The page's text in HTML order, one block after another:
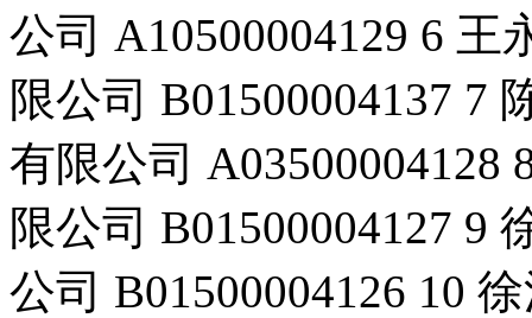
公司 A10500004129 6
限公司 B01500004137 7
有限公司 A03500004128
限公司 B01500004127 9
公司 B01500004126 10